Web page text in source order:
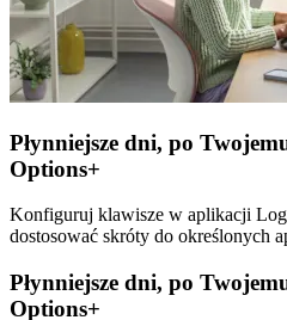
Płynniejsze dni, po
Options+
Konfiguruj klawisze w aplikacji
dostosować skróty do określonych
Płynniejsze dni, po
Options+